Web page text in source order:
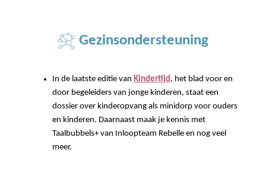
Gezinsondersteuning
In de laatste editie van Kindertijd, het blad voor en
door begeleiders van jonge kinderen, staat een
dossier over kinderopvang als minidorp voor ouders
en kinderen. Daarnaast maak je kennis met
Taalbubbels+ van Inloopteam Rebelle en nog veel
meer.